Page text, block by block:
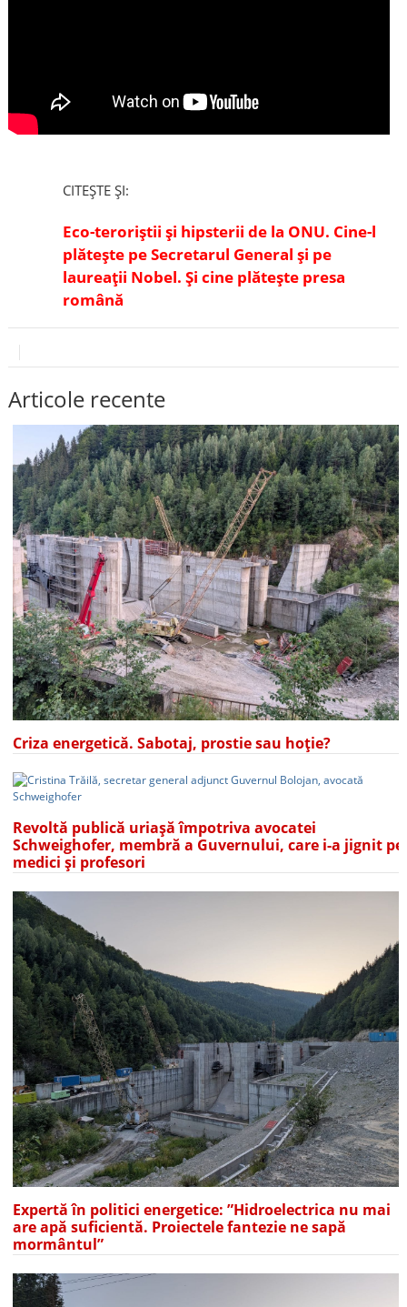
CITEȘTE ȘI:
Eco-teroriștii și hipsterii de la ONU. Cine-l
plătește pe Secretarul General și pe
laureații Nobel. Și cine plătește presa
română
Articole recente
Criza energetică. Sabotaj, prostie sau hoție?
Revoltă publică uriașă împotriva avocatei
Schweighofer, membră a Guvernului, care i-a jignit pe
medici și profesori
Expertă în politici energetice: ”Hidroelectrica nu mai
are apă suficientă. Proiectele fantezie ne sapă
mormântul”